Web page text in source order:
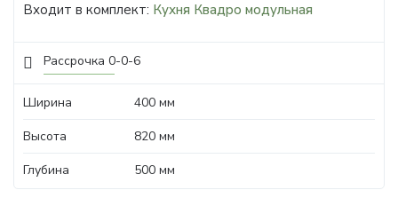
Рассрочка 0-0-6
Входит в комплект: Кухня Квадро модульная
Ширина
400 мм
Высота
820 мм
Глубина
500 мм